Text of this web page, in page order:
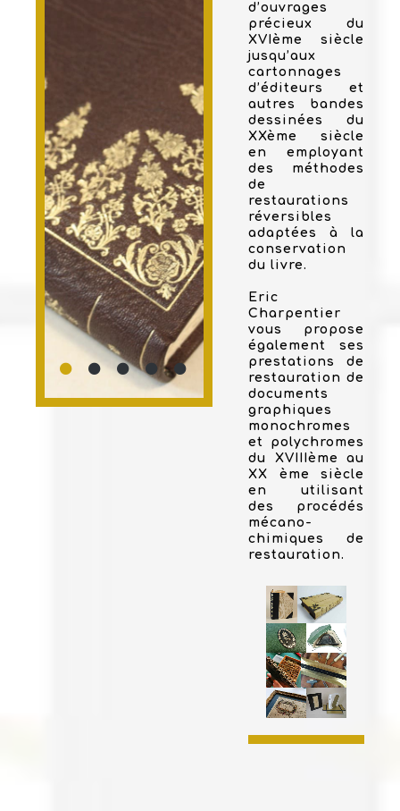
d’ouvrages
précieux du
XVIème siècle
jusqu’aux
cartonnages
d’éditeurs et
autres bandes
dessinées du
XXème siècle
en employant
des méthodes
de
restaurations
réversibles
adaptées à la
conservation
du livre.
Eric
Charpentier
vous propose
également ses
prestations de
restauration de
documents
graphiques
monochromes
et polychromes
du XVIIIème au
XX ème siècle
en utilisant
des procédés
mécano-
chimiques de
restauration.